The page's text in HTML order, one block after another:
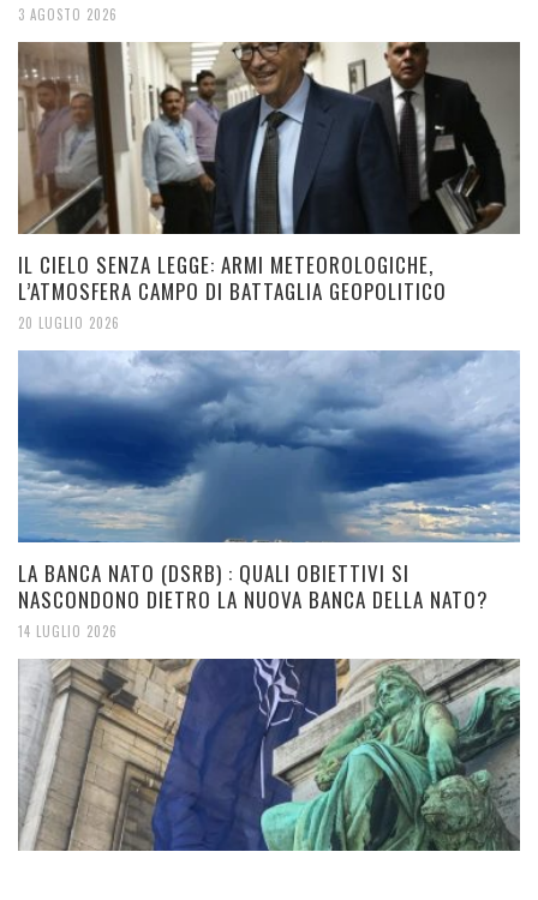
3 AGOSTO 2026
IL CIELO SENZA LEGGE: ARMI METEOROLOGICHE,
L’ATMOSFERA CAMPO DI BATTAGLIA GEOPOLITICO
20 LUGLIO 2026
LA BANCA NATO (DSRB) : QUALI OBIETTIVI SI
NASCONDONO DIETRO LA NUOVA BANCA DELLA NATO?
14 LUGLIO 2026